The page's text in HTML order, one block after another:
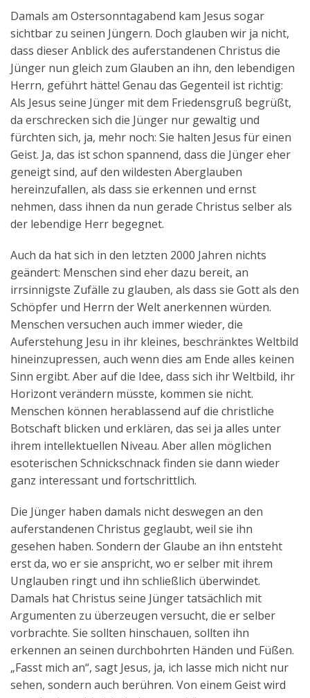
Damals am Ostersonntagabend kam Jesus sogar
sichtbar zu seinen Jüngern. Doch glauben wir ja nicht,
dass dieser Anblick des auferstandenen Christus die
Jünger nun gleich zum Glauben an ihn, den lebendigen
Herrn, geführt hätte! Genau das Gegenteil ist richtig:
Als Jesus seine Jünger mit dem Friedensgruß begrüßt,
da erschrecken sich die Jünger nur gewaltig und
fürchten sich, ja, mehr noch: Sie halten Jesus für einen
Geist. Ja, das ist schon spannend, dass die Jünger eher
geneigt sind, auf den wildesten Aberglauben
hereinzufallen, als dass sie erkennen und ernst
nehmen, dass ihnen da nun gerade Christus selber als
der lebendige Herr begegnet.
Auch da hat sich in den letzten 2000 Jahren nichts
geändert: Menschen sind eher dazu bereit, an
irrsinnigste Zufälle zu glauben, als dass sie Gott als den
Schöpfer und Herrn der Welt anerkennen würden.
Menschen versuchen auch immer wieder, die
Auferstehung Jesu in ihr kleines, beschränktes Weltbild
hineinzupressen, auch wenn dies am Ende alles keinen
Sinn ergibt. Aber auf die Idee, dass sich ihr Weltbild, ihr
Horizont verändern müsste, kommen sie nicht.
Menschen können herablassend auf die christliche
Botschaft blicken und erklären, das sei ja alles unter
ihrem intellektuellen Niveau. Aber allen möglichen
esoterischen Schnickschnack finden sie dann wieder
ganz interessant und fortschrittlich.
Die Jünger haben damals nicht deswegen an den
auferstandenen Christus geglaubt, weil sie ihn
gesehen haben. Sondern der Glaube an ihn entsteht
erst da, wo er sie anspricht, wo er selber mit ihrem
Unglauben ringt und ihn schließlich überwindet.
Damals hat Christus seine Jünger tatsächlich mit
Argumenten zu überzeugen versucht, die er selber
vorbrachte. Sie sollten hinschauen, sollten ihn
erkennen an seinen durchbohrten Händen und Füßen.
„Fasst mich an“, sagt Jesus, ja, ich lasse mich nicht nur
sehen, sondern auch berühren. Von einem Geist wird